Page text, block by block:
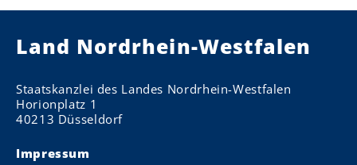
Land Nordrhein-Westfalen
Staatskanzlei des Landes Nordrhein-Westfalen
Horionplatz 1
40213 Düsseldorf
Impressum